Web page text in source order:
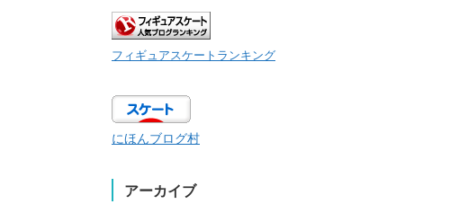
フィギュアスケートランキング
にほんブログ村
アーカイブ